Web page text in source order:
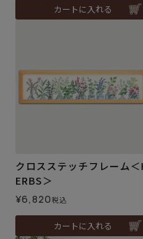
カートに入れる
クロスステッチフレーム＜
ERBS＞
¥6,820税込
カートに入れる